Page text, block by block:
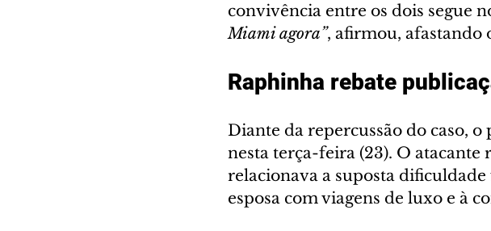
convivência entre os dois segue
Miami agora”, afirmou, afastando
Raphinha rebate
Diante da repercussão do caso,
nesta terça-feira (23). O atacante
relacionava a suposta
esposa com viagens de luxo e à